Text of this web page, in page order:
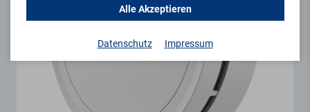
Alle Akzeptieren
Datenschutz Impressum